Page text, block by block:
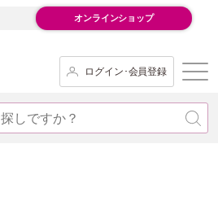
オンラインショップ
ログイン･会員登録